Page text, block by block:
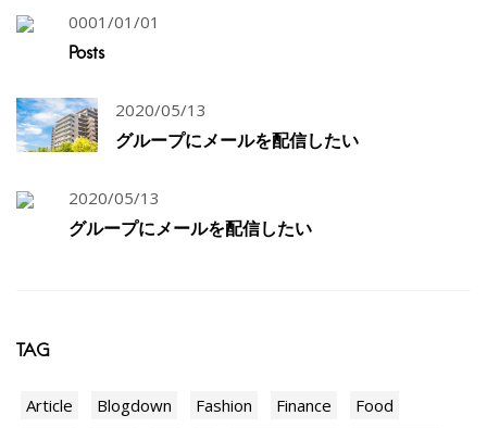
0001/01/01
Posts
2020/05/13
グループにメールを配信したい
2020/05/13
グループにメールを配信したい
TAG
Article Blogdown Fashion Finance
Food